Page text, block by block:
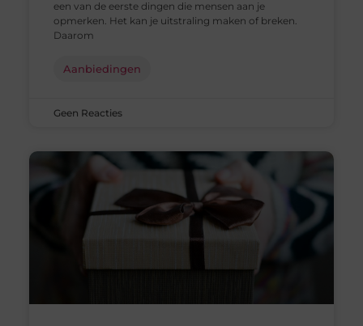
een van de eerste dingen die mensen aan je
opmerken. Het kan je uitstraling maken of breken.
Daarom
Aanbiedingen
Geen Reacties